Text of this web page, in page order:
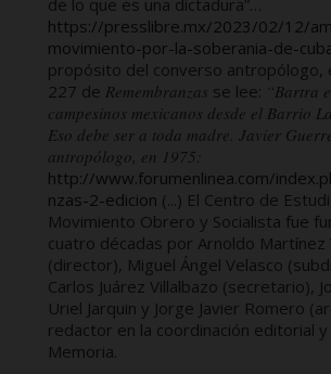
de lo que es una dictadura”…
https://presslibre.mx/2023/02/12/
movimiento-por-la-soberania-de-
propósito del converso antropólogo,
227 de Remembranzas se lee: “Bartra
campesinos mexicanos desde el Barrio
Eso debe ser a toda madre. Javier
antropólogo, en 1975:
http://www.forumenlinea.com/
nzas-2-edicion (...) El Centro de
Movimiento Obrero y Socialista fue
cuatro décadas por Arnoldo Martínez
(director), Miguel Ángel Velasco
Carlos Juárez Villalbazo (secretario),
Uriel Jarquin y Jorge Javier Romero
redactor en la coordinación editorial y
Memoria.